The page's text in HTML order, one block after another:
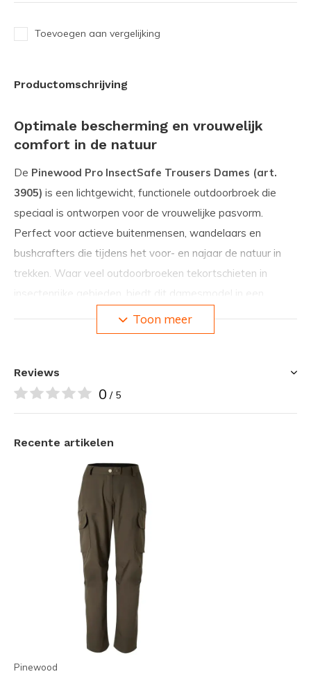
Toevoegen aan vergelijking
Productomschrijving
Optimale bescherming en vrouwelijk
comfort in de natuur
De Pinewood Pro InsectSafe Trousers Dames (art.
3905) is een lichtgewicht, functionele outdoorbroek die
speciaal is ontworpen voor de vrouwelijke pasvorm.
Perfect voor actieve buitenmensen, wandelaars en
bushcrafters die tijdens het voor- en najaar de natuur in
trekken. Waar veel outdoorbroeken tekortschieten in
stijlvolle Dark Olive kleur een geavanceerde barrière tegen
vervelende beestjes, zonder in te leveren op comfort en
De broek is voorzien van de innovatieve
technologie. Een doeltreffende impregnering (gebaseerd
afbreekbaar, geurloos, volkomen veilig voor de huid en
behoudt zijn effectiviteit na vele wasbeurten.
Gemaakt van duurzaam TC-stretchmateriaal
broek mooi aan en beweegt deze soepel met je mee, of je
nu een steile heuvel beklimt of gehurkt bij het kampvuur zit.
De broek is afgewerkt met praktische
opbergmogelijkheden, waaronder ruime beenzakken met
rits, zodat je essentiële spullen veilig kunt opbergen tijdens
Toon meer
Reviews
0 / 5
Recente artikelen
Pinewood